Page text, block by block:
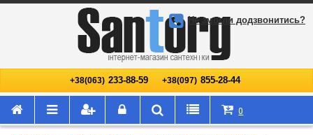
+38(063) 233-88-59 +38(097) 855-28-44
Не змогли додзвонитись?
0